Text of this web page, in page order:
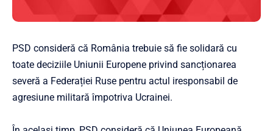
PSD consideră că România trebuie să fie solidară cu
toate deciziile Uniunii Europene privind sancționarea
severă a Federației Ruse pentru actul iresponsabil de
agresiune militară împotriva Ucrainei.